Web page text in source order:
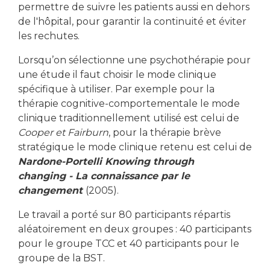
permettre de suivre les patients aussi en dehors
de l'hôpital, pour garantir la continuité et éviter
les rechutes.
Lorsqu’on sélectionne une psychothérapie pour
une étude il faut choisir le mode clinique
spécifique à utiliser. Par exemple pour la
thérapie cognitive-comportementale le mode
clinique traditionnellement utilisé est celui de
Cooper et Fairburn, pour la thérapie brève
stratégique le mode clinique retenu est celui de
Nardone-Portelli Knowing through
changing - La connaissance par le
changement (2005).
Le travail a porté sur 80 participants répartis
aléatoirement en deux groupes : 40 participants
pour le groupe TCC et 40 participants pour le
groupe de la BST.